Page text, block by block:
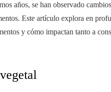
años, se han observado
Este artículo explora en
y cómo impactan tanto a